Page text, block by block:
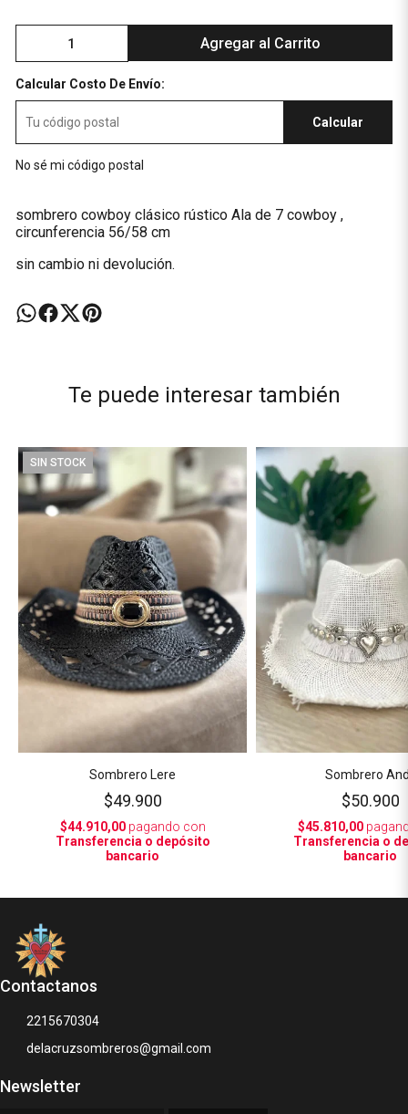
Agregar al Carrito
Calcular Costo De Envío:
Calcular
No sé mi código postal
sombrero cowboy clásico rústico Ala de 7 cowboy ,
circunferencia 56/58 cm
sin cambio ni devolución.
Te puede interesar también
SIN STOCK
Sombrero Lere
$49.900
$44.910,00pagando con
Transferencia o depósito
bancario
Sombrero
$50.900
$45.810,00
Transferencia o
bancario
Contactanos
2215670304
delacruzsombreros@gmail.com
Newsletter